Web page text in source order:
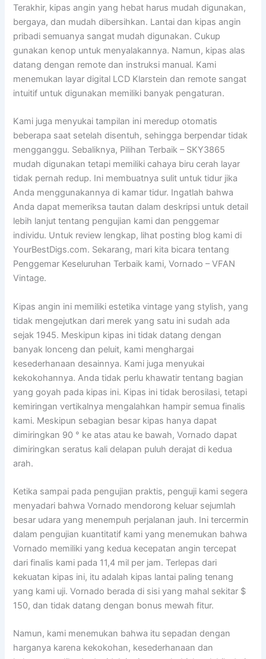
Terakhir, kipas angin yang hebat harus mudah digunakan,
bergaya, dan mudah dibersihkan. Lantai dan kipas angin
pribadi semuanya sangat mudah digunakan. Cukup
gunakan kenop untuk menyalakannya. Namun, kipas alas
datang dengan remote dan instruksi manual. Kami
menemukan layar digital LCD Klarstein dan remote sangat
intuitif untuk digunakan memiliki banyak pengaturan.
Kami juga menyukai tampilan ini meredup otomatis
beberapa saat setelah disentuh, sehingga berpendar tidak
mengganggu. Sebaliknya, Pilihan Terbaik – SKY3865
mudah digunakan tetapi memiliki cahaya biru cerah layar
tidak pernah redup. Ini membuatnya sulit untuk tidur jika
Anda menggunakannya di kamar tidur. Ingatlah bahwa
Anda dapat memeriksa tautan dalam deskripsi untuk detail
lebih lanjut tentang pengujian kami dan penggemar
individu. Untuk review lengkap, lihat posting blog kami di
YourBestDigs.com. Sekarang, mari kita bicara tentang
Penggemar Keseluruhan Terbaik kami, Vornado – VFAN
Vintage.
Kipas angin ini memiliki estetika vintage yang stylish, yang
tidak mengejutkan dari merek yang satu ini sudah ada
sejak 1945. Meskipun kipas ini tidak datang dengan
banyak lonceng dan peluit, kami menghargai
kesederhanaan desainnya. Kami juga menyukai
kekokohannya. Anda tidak perlu khawatir tentang bagian
yang goyah pada kipas ini. Kipas ini tidak berosilasi, tetapi
kemiringan vertikalnya mengalahkan hampir semua finalis
kami. Meskipun sebagian besar kipas hanya dapat
dimiringkan 90 ° ke atas atau ke bawah, Vornado dapat
dimiringkan seratus kali delapan puluh derajat di kedua
arah.
Ketika sampai pada pengujian praktis, penguji kami segera
menyadari bahwa Vornado mendorong keluar sejumlah
besar udara yang menempuh perjalanan jauh. Ini tercermin
dalam pengujian kuantitatif kami yang menemukan bahwa
Vornado memiliki yang kedua kecepatan angin tercepat
dari finalis kami pada 11,4 mil per jam. Terlepas dari
kekuatan kipas ini, itu adalah kipas lantai paling tenang
yang kami uji. Vornado berada di sisi yang mahal sekitar $
150, dan tidak datang dengan bonus mewah fitur.
Namun, kami menemukan bahwa itu sepadan dengan
harganya karena kekokohan, kesederhanaan dan